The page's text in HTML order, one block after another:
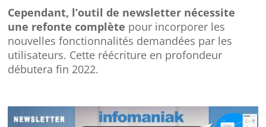
Cependant, l’outil de newsletter nécessite
une refonte complète pour incorporer les
nouvelles fonctionnalités demandées par les
utilisateurs. Cette réécriture en profondeur
débutera fin 2022.